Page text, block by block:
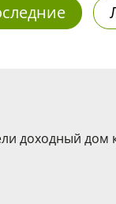
доходный